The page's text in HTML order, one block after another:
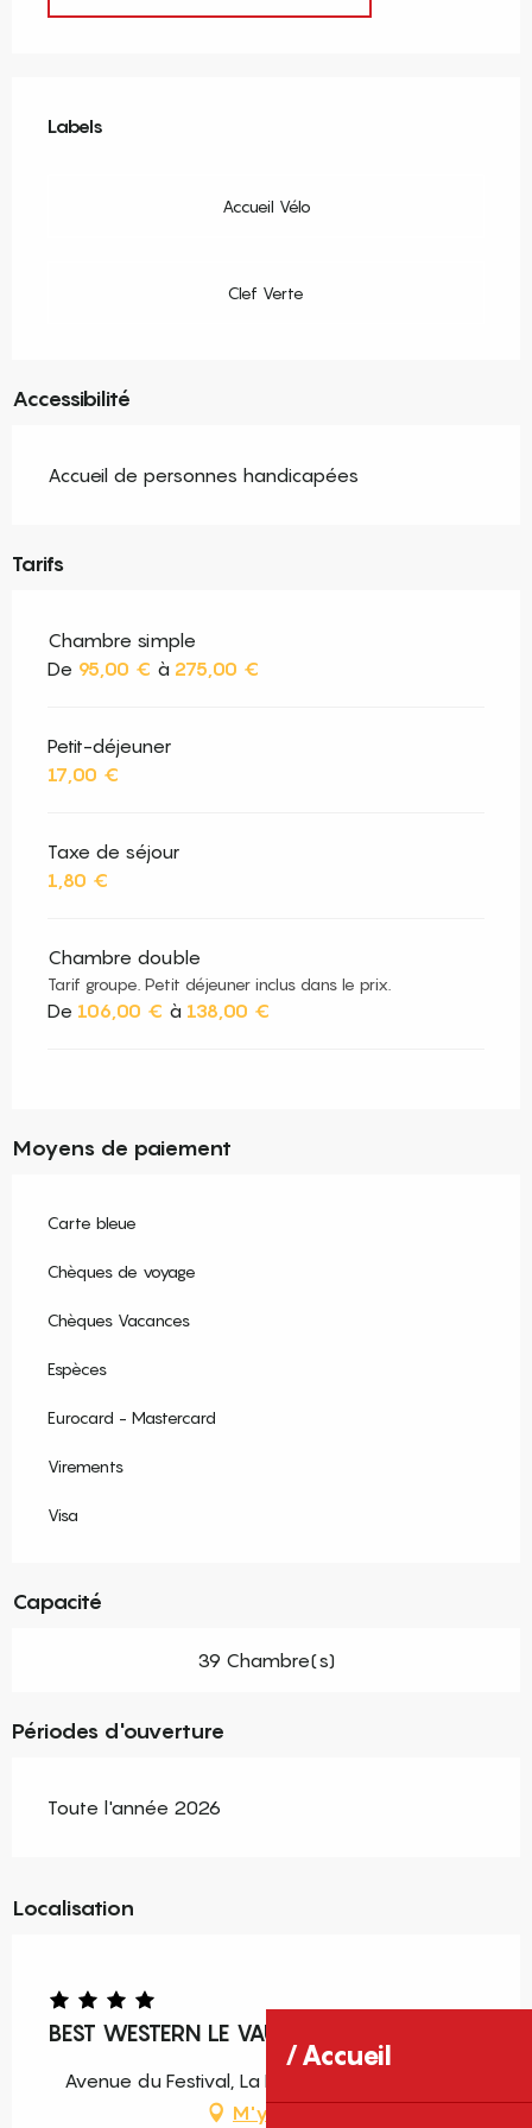
Accueil
Labels
Labels
Accueil Vélo
Clef Verte
Accessibilité
Accueil de personnes handicapées
Tarifs
Chambre simple
De 95,00 € à 275,00 €
Petit-déjeuner
17,00 €
Taxe de séjour
1,80 €
Chambre double
Tarif groupe. Petit déjeuner inclus dans le prix.
De 106,00 € à 138,00 €
Moyens de paiement
Carte bleue
Chèques de voyage
Chèques Vacances
Espèces
Eurocard - Mastercard
Virements
Visa
Capacité
39 Chambre(s)
Périodes d'ouverture
Toute l'année 2026
Localisation
BEST WESTERN LE VAUBAN
Avenue du Festival, La Rocade, 66500 Prades
M'y rendre